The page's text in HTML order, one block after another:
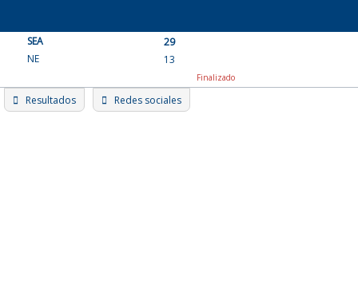
content
SEA
29
NE
13
Finalizado
Resultados Redes sociales